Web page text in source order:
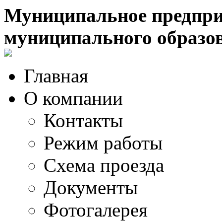
Муниципальное
муниципального
Главная
О компании
Контакты
Режим работы
Схема проезда
Документы
Фотогалерея